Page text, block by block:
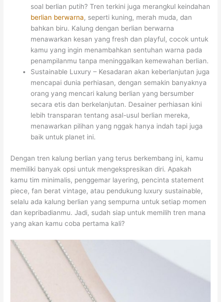
soal berlian putih? Tren terkini juga merangkul keindahan
berlian berwarna, seperti kuning, merah muda, dan
bahkan biru. Kalung dengan berlian berwarna
menawarkan kesan yang fresh dan playful, cocok untuk
kamu yang ingin menambahkan sentuhan warna pada
penampilanmu tanpa meninggalkan kemewahan berlian.
Sustainable Luxury – Kesadaran akan keberlanjutan juga
mencapai dunia perhiasan, dengan semakin banyaknya
orang yang mencari kalung berlian yang bersumber
secara etis dan berkelanjutan. Desainer perhiasan kini
lebih transparan tentang asal-usul berlian mereka,
menawarkan pilihan yang nggak hanya indah tapi juga
baik untuk planet ini.
Dengan tren kalung berlian yang terus berkembang ini, kamu
memiliki banyak opsi untuk mengekspresikan diri. Apakah
kamu tim minimalis, penggemar layering, pencinta statement
piece, fan berat vintage, atau pendukung luxury sustainable,
selalu ada kalung berlian yang sempurna untuk setiap momen
dan kepribadianmu. Jadi, sudah siap untuk memilih tren mana
yang akan kamu coba pertama kali?